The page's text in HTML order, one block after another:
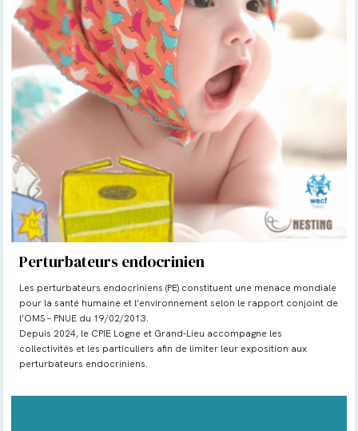
Perturbateurs endocrinien
Les perturbateurs endocriniens (PE) constituent une menace mondiale
pour la santé humaine et l’environnement selon le rapport conjoint de
l’OMS – PNUE du 19/02/2013.
Depuis 2024, le CPIE Logne et Grand-Lieu accompagne les
collectivités et les particuliers afin de limiter leur exposition aux
perturbateurs endocriniens.